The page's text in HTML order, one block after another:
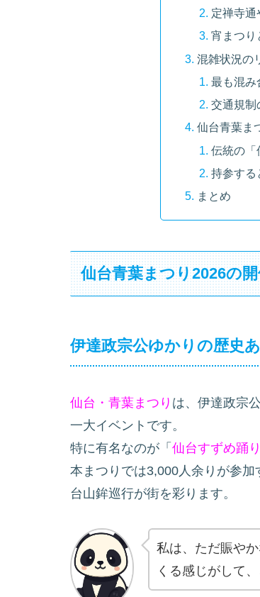
定禅寺通
宵まつり
混雑状況の
最も混み
交通規制
仙台青葉ま
伝統の「
持参する
まとめ
仙台青葉まつり2026の
伊達政宗公ゆかりの歴史
仙台・青葉まつり は、伊達政宗
一大イベントです。
特に有名なのが「 仙台すずめ踊り
本まつりでは3,000人余りが参
台山鉾巡行が街を彩ります。
私は、ただ賑や
くる感じがして